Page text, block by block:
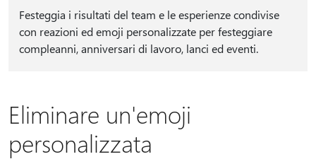
Festeggia i risultati del team e le esperienze condivise
con reazioni ed emoji personalizzate per festeggiare
compleanni, anniversari di lavoro, lanci ed eventi.
Eliminare un'emoji
personalizzata